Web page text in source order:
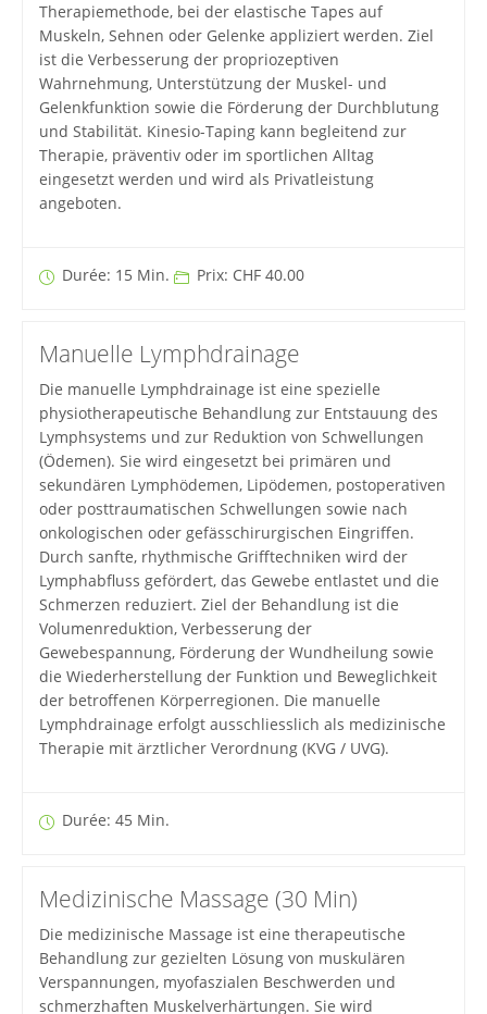
Therapiemethode, bei der elastische Tapes auf
Muskeln, Sehnen oder Gelenke appliziert werden. Ziel
ist die Verbesserung der propriozeptiven
Wahrnehmung, Unterstützung der Muskel- und
Gelenkfunktion sowie die Förderung der Durchblutung
und Stabilität. Kinesio-Taping kann begleitend zur
Therapie, präventiv oder im sportlichen Alltag
eingesetzt werden und wird als Privatleistung
angeboten.
Durée: 15 Min. Prix: CHF 40.00
Manuelle Lymphdrainage
Die manuelle Lymphdrainage ist eine spezielle
physiotherapeutische Behandlung zur Entstauung des
Lymphsystems und zur Reduktion von Schwellungen
(Ödemen). Sie wird eingesetzt bei primären und
sekundären Lymphödemen, Lipödemen, postoperativen
oder posttraumatischen Schwellungen sowie nach
onkologischen oder gefässchirurgischen Eingriffen.
Durch sanfte, rhythmische Grifftechniken wird der
Lymphabfluss gefördert, das Gewebe entlastet und die
Schmerzen reduziert. Ziel der Behandlung ist die
Volumenreduktion, Verbesserung der
Gewebespannung, Förderung der Wundheilung sowie
die Wiederherstellung der Funktion und Beweglichkeit
der betroffenen Körperregionen. Die manuelle
Lymphdrainage erfolgt ausschliesslich als medizinische
Therapie mit ärztlicher Verordnung (KVG / UVG).
Durée: 45 Min.
Medizinische Massage (30 Min)
Die medizinische Massage ist eine therapeutische
Behandlung zur gezielten Lösung von muskulären
Verspannungen, myofaszialen Beschwerden und
schmerzhaften Muskelverhärtungen. Sie wird